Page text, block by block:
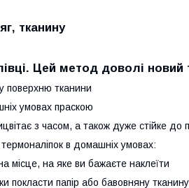
тканину
Цей метод доволі новий
поверхню тканини
умовах праскою
з часом, а також дуже стійке до
в домашніх умовах:
місце, на яке ви бажаєте наклеїти
покласти папір або бавовняну тканину